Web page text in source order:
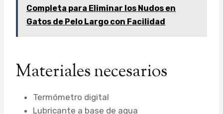
Completa para Eliminar los Nudos en
Gatos de Pelo Largo con Facilidad
Materiales necesarios
Termómetro digital
Lubricante a base de agua